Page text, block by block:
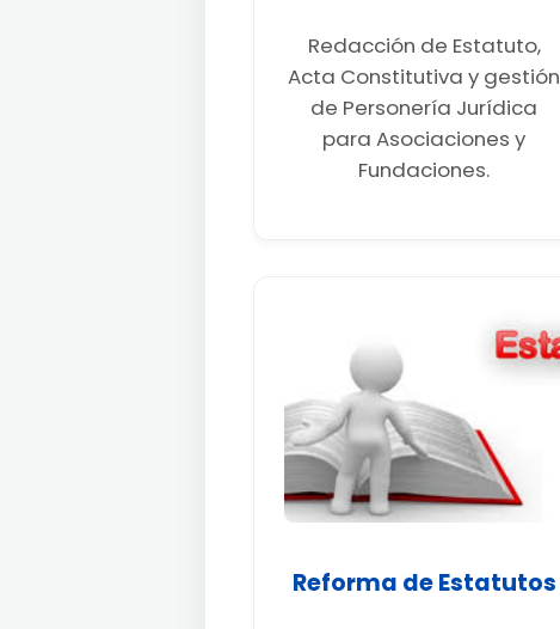
Redacción de Estatuto,
Acta Constitutiva y gestión
de Personería Jurídica
para Asociaciones y
Fundaciones.
Reforma de Estatutos